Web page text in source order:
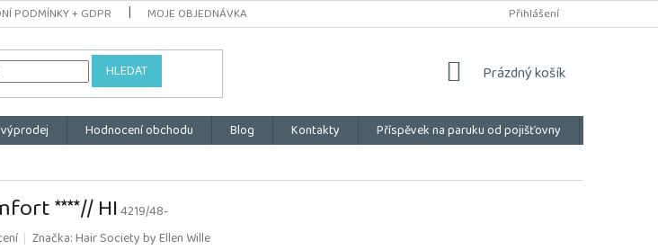
PODMÍNKY + GDPR MOJE OBJEDNÁVKA Přihlášení
HLEDAT
NÁKUPNÍ
Prázdný košík
Hodnocení obchodu Blog Kontakty Příspěvek na paruku od pojišťovny
****// HI4219/48-
Značka:Hair Society by Ellen Wille